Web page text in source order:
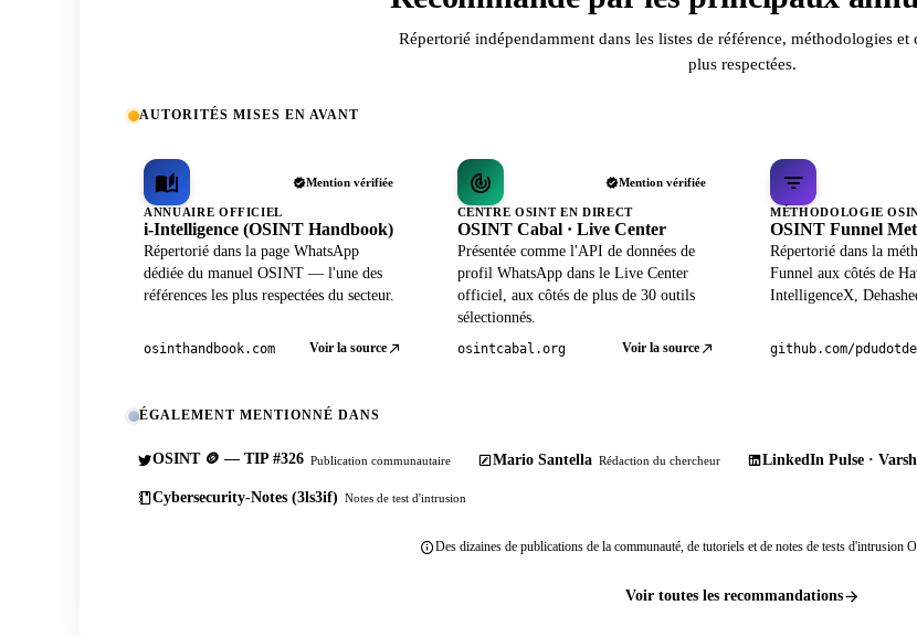
Répertorié indépendamment dans les listes de référence, méthodologies
plus respectées.
AUTORITÉS MISES EN AVANT
Mention vérifiée
ANNUAIRE OFFICIEL
i-Intelligence (OSINT Handbook)
Répertorié dans la page WhatsApp
dédiée du manuel OSINT — l'une des
références les plus respectées du secteur.
osinthandbook.com Voir la source
Mention vérifiée
CENTRE OSINT EN DIRECT
OSINT Cabal · Live Center
Présentée comme l'API de données de
profil WhatsApp dans le Live Center
officiel, aux côtés de plus de 30 outils
sélectionnés.
osintcabal.org Voir la source
MÉTHODOLOGIE
OSINT Funnel
Répertorié dans la
Funnel aux côtés de
IntelligenceX,
ÉGALEMENT MENTIONNÉ DANS
OSINT 🪙 — TIP #326 Publication communautaire Mario Santella Rédaction du chercheur LinkedIn Pulse ·
Cybersecurity-Notes (3ls3if) Notes de test d'intrusion
Des dizaines de publications de la communauté, de tutoriels et de notes de tests d'intrusion
Voir toutes les recommandations